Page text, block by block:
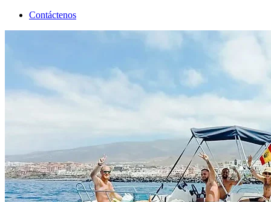
Contáctenos